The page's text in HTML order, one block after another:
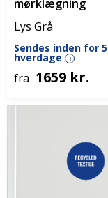
mørklægning
Lys Grå
Sendes inden for 5
hverdage i
fra 1659 kr.